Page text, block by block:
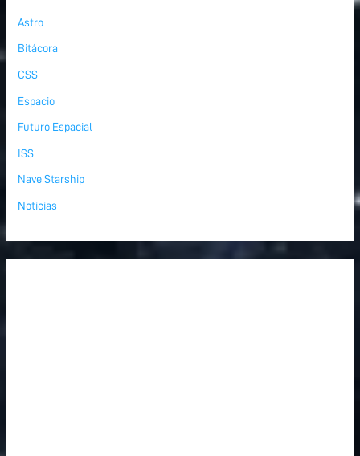
Astro
Bitácora
CSS
Espacio
Futuro Espacial
ISS
Nave Starship
Noticias